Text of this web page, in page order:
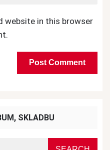
website in this browser
SKLADBU